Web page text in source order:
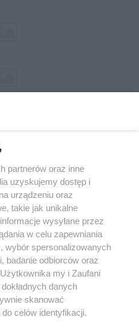
nie może być powielany i
w jakikolwiek sposób (w
na jakimkolwiek polu
z umieszczaniem w
praw. Jakiekolwiek użycie lub
w części z naruszeniem prawa,
pod groźbą kary i może być
partnerów oraz inne
uzyskujemy dostęp i
urządzeniu oraz
takie jak unikalne
wysyłane przez
w celu zapewniania
wybór spersonalizowanych
badanie odbiorców oraz
my i Zaufani
danych
skanować
celów identyfikacji.